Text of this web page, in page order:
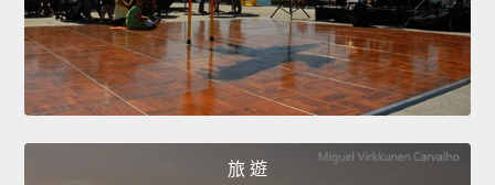
旅 遊